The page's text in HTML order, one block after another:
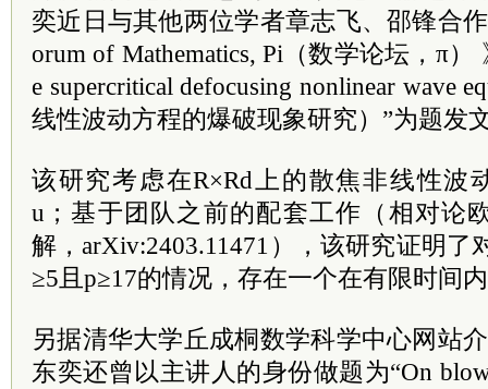
奕近日与其他两位学者章志飞、邵锋合
orum of Mathematics, Pi（数学论坛，π）
e supercritical defocusing nonlinear wave
线性波动方程的爆破现象研究）”为题发
该研究考虑在R×Rd上的散焦非线性波
u；基于团队之前的配套工作（相对论
解，arXiv:2403.11471），该研究证明了
≥5且p≥17的情况，存在一个在有限时间
另据清华大学丘成桐数学科学中心网站
东奕还曾以主讲人的身份做题为“On